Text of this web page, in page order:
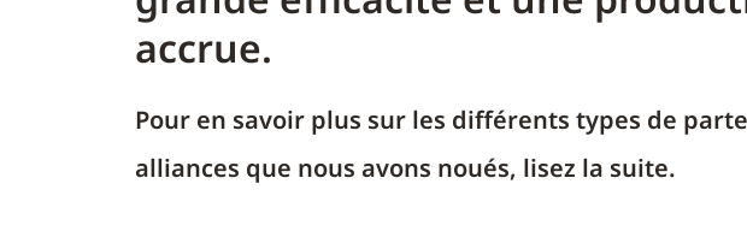
accrue.
Pour en savoir plus sur les différents types de
alliances que nous avons noués, lisez la suite.